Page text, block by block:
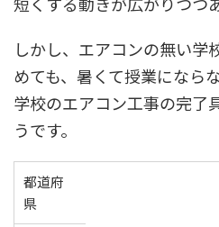
しかし、エアコンの無い学
めても、暑くて授業になら
学校のエアコン工事の完了
うです。
都道府
県